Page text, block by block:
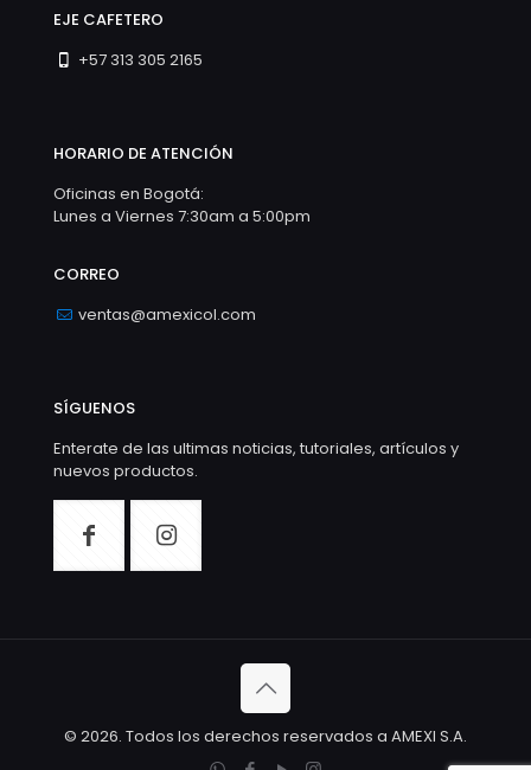
EJE CAFETERO
+57 313 305 2165
HORARIO DE ATENCIÓN
Oficinas en Bogotá:
Lunes a Viernes 7:30am a 5:00pm
CORREO
ventas@amexicol.com
SÍGUENOS
Enterate de las ultimas noticias, tutoriales, artículos y
nuevos productos.
© 2026. Todos los derechos reservados a AMEXI S.A.